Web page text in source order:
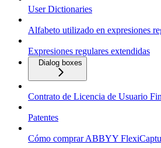
User Dictionaries
Alfabeto utilizado en expresiones
Expresiones regulares extendidas
Dialog boxes
Contrato de Licencia de Usuario
Patentes
Cómo comprar ABBYY